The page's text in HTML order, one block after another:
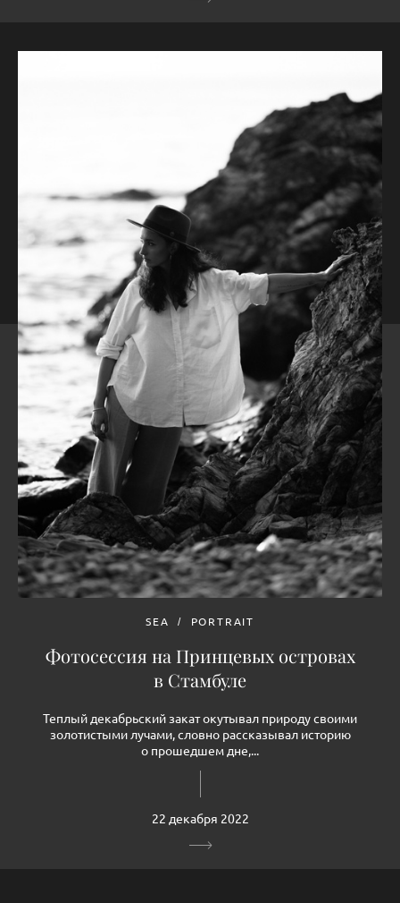
SEA PORTRAIT
Фотосессия на Принцевых островах
в Стамбуле
Теплый декабрьский закат окутывал природу своими
золотистыми лучами, словно рассказывал историю
о прошедшем дне,...
22 декабря 2022